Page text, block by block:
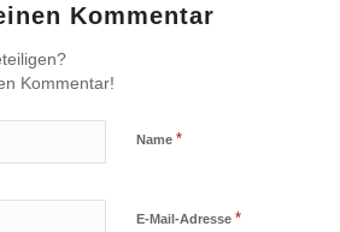
Kommentar
Kommentar!
Name *
E-Mail-Adresse *